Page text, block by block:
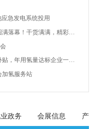
急发电系统投用
落幕！干货满满，精彩瞬
，年用氢量达标企业一次
加氢服务站
关领导就威海文登区氢能
政务 会展信息 产